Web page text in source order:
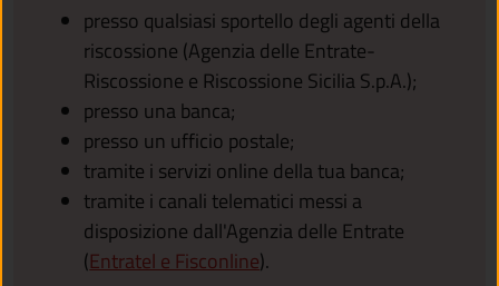
presso qualsiasi sportello degli agenti della
riscossione (Agenzia delle Entrate-
Riscossione e Riscossione Sicilia S.p.A.);
presso una banca;
presso un ufficio postale;
tramite i servizi online della tua banca;
tramite i canali telematici messi a
disposizione dall'Agenzia delle Entrate
(Entratel e Fisconline(apre in un'altra scheda).
).